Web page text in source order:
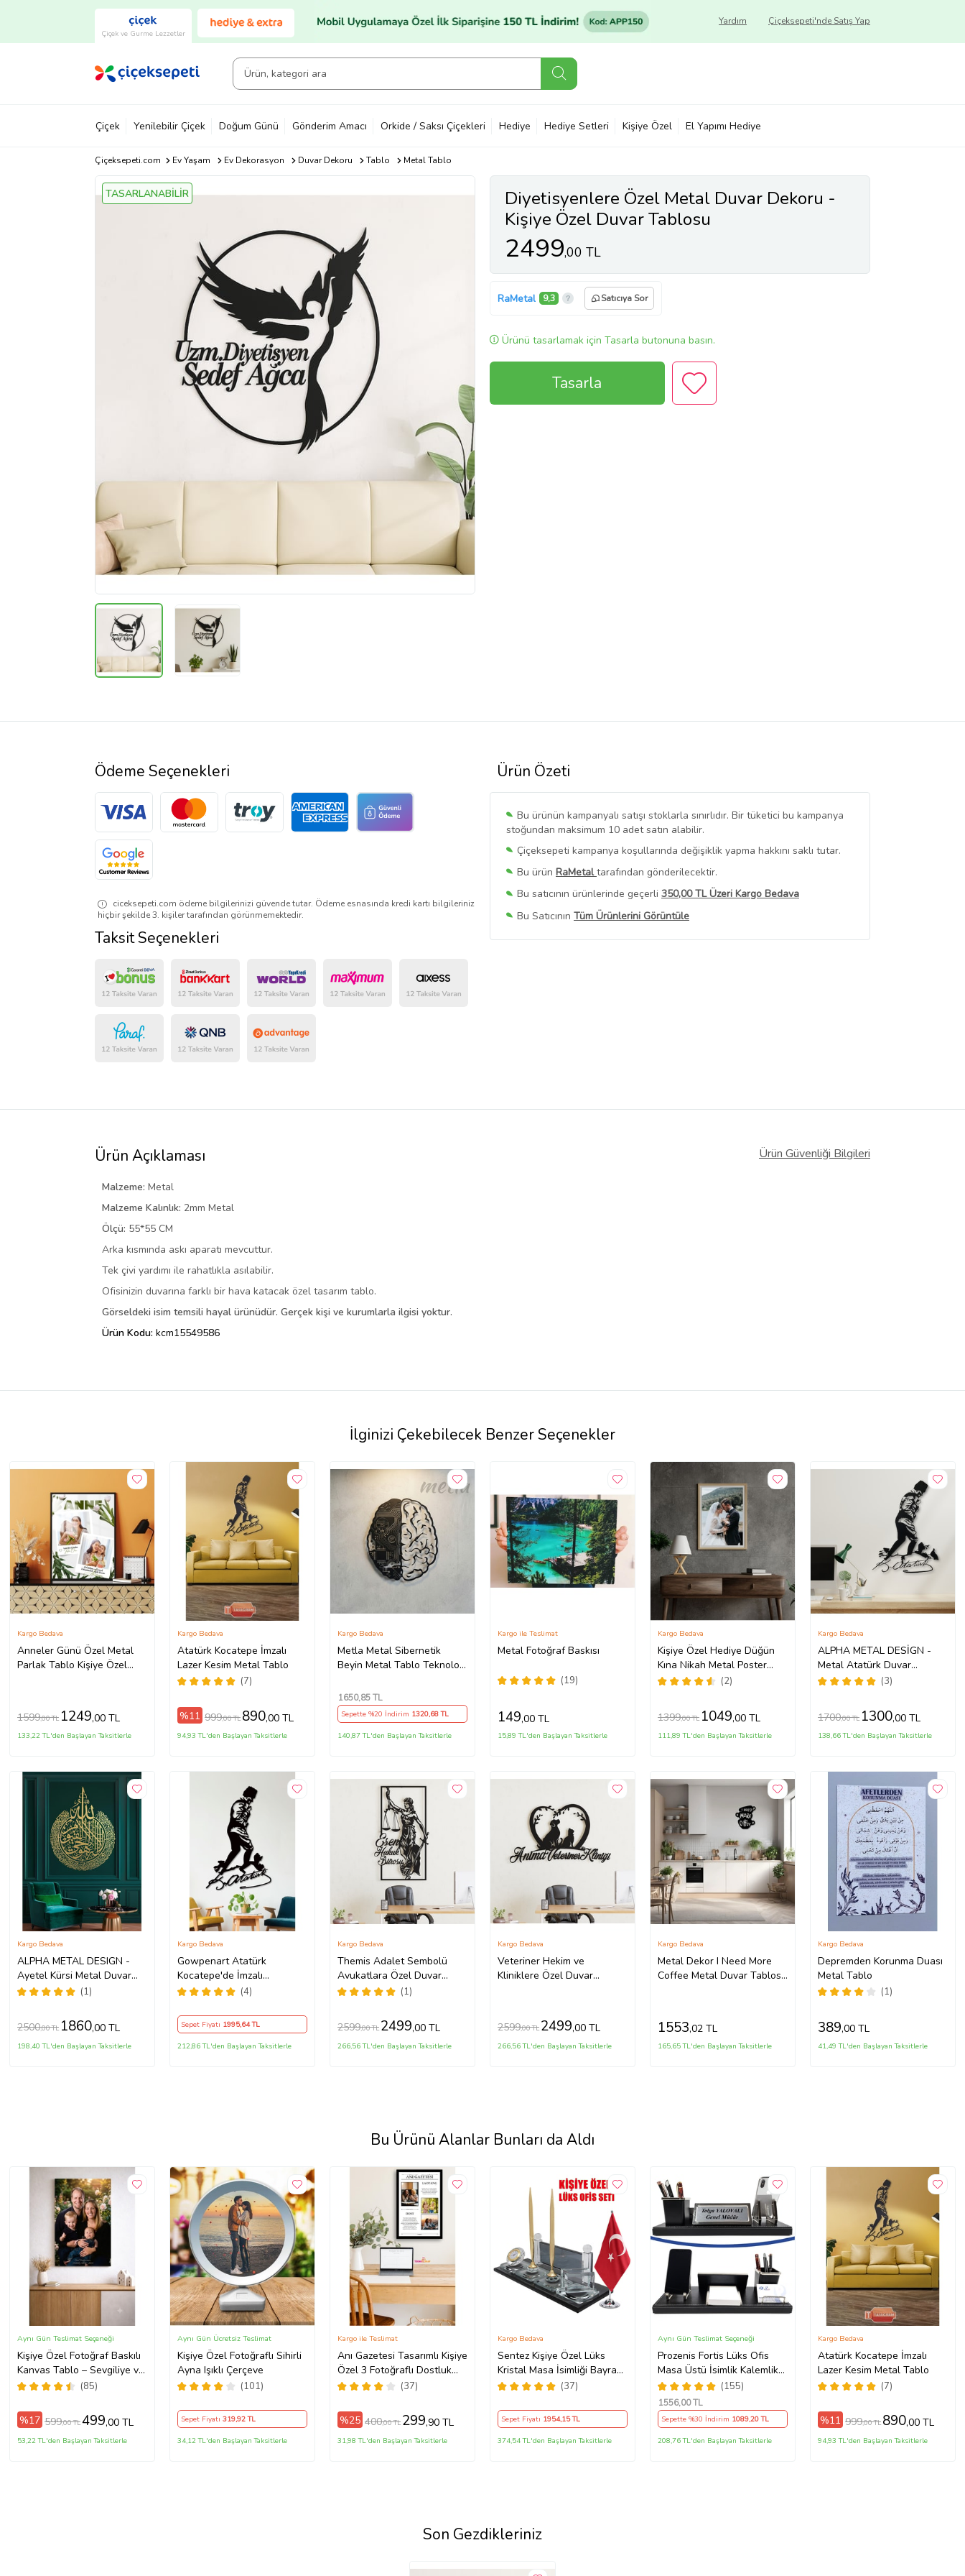
Çiçek ve Gurme Lezzetler
Çiçeksepeti'nde Satış Yap
Yardım
Çiçek Yenilebilir Çiçek Doğum Günü Gönderim Amacı Orkide / Saksı Çiçekleri Hediye Hediye Setleri Kişiye Özel El Yapımı Hediye
Çiçeksepeti.com Ev Yaşam Ev Dekorasyon Duvar Dekoru Tablo Metal Tablo
TASARLANABİLİR
Diyetisyenlere Özel Metal Duvar Dekoru -
Kişiye Özel Duvar Tablosu
2499,00 TL
RaMetal 9,3 Satıcıya Sor
Ürünü tasarlamak için Tasarla butonuna basın.
Tasarla
Ürün Özeti
Bu ürünün kampanyalı satışı stoklarla sınırlıdır. Bir tüketici bu kampanya
stoğundan maksimum 10 adet satın alabilir.
Çiçeksepeti kampanya koşullarında değişiklik yapma hakkını saklı tutar.
Bu ürün RaMetaltarafından gönderilecektir.
Bu satıcının ürünlerinde geçerli 350,00 TL Üzeri Kargo Bedava
Bu Satıcının Tüm Ürünlerini Görüntüle
Ürün sayfasında gördüğünüz fiyat bilgileri, satıcı tarafından
Ödeme Seçenekleri
ciceksepeti.com ödeme bilgilerinizi güvende tutar. Ödeme esnasında kredi kartı bilgileriniz
hiçbir şekilde 3. kişiler tarafından görünmemektedir.
Taksit Seçenekleri
Ürün Açıklaması Ürün Güvenliği Bilgileri
Malzeme: Metal
Malzeme Kalınlık: 2mm Metal
Ölçü: 55*55 CM
Arka kısmında askı aparatı mevcuttur.
Tek çivi yardımı ile rahatlıkla asılabilir.
Ofisinizin duvarına farklı bir hava katacak özel tasarım tablo.
Görseldeki isim temsili hayal ürünüdür. Gerçek kişi ve kurumlarla ilgisi yoktur.
Ürün Kodu: kcm15549586
İlginizi Çekebilecek Benzer Seçenekler
Anneler Günü Özel Metal
Parlak Tablo Kişiye Özel
Kargo Bedava
1599,00 TL 1249,00 TL
133,22 TL'den Başlayan Taksitlerle
Atatürk Kocatepe İmzalı
Lazer Kesim Metal Tablo
(7)
Kargo Bedava
%11 999,00 TL 890,00 TL
94,93 TL'den Başlayan Taksitlerle
Metla Metal Sibernetik
Beyin Metal Tablo Teknoloji
Tablosu Yazılımcı Doktor İş
Hediyesi
Kargo Bedava
1650,85 TL
Sepette %20 İndirim 1320,68 TL
140,87 TL'den Başlayan Taksitlerle
Metal Fotoğraf Baskısı
(19)
Kargo ile Teslimat
149,00 TL
15,89 TL'den Başlayan Taksitlerle
Kişiye Özel Hediye Düğün
Kına Nikah Metal Poster
Metal Tablo Metal Üzerine
Duvar Dekorasyon
(2)
Kargo Bedava
1399,00 TL 1049,00 TL
111,89 TL'den Başlayan Taksitlerle
ALPHA METAL DESİGN -
Metal Atatürk Duvar
Tablosu - Siyah Atatürk
İmza - Ev Ofis Aksesuar
AMD4000
(3)
Kargo Bedava
1700,00 TL 1300,00 TL
138,66 TL'den Başlayan Taksitlerle
ALPHA METAL DESIGN -
Ayetel Kürsi Metal Duvar
Tablosu - Siyah Altın Renk
Yazılı Dini Tablo - Ev
Dekorasyon AMD5060
(Altın)
(1)
Kargo Bedava
2500,00 TL 1860,00 TL
198,40 TL'den Başlayan Taksitlerle
Gowpenart Atatürk
Kocatepe'de İmzalı
Dekoratif Siyah Metal Duvar
- Hediyelik Tablo - 1,5 Mm
Kalınlık
(4)
Kargo Bedava
Sepet Fiyatı 1995,64 TL
212,86 TL'den Başlayan Taksitlerle
Themis Adalet Sembolü
Avukatlara Özel Duvar
Dekoru - Hukuk ve Avukat
Dekoru - Kişiye Özel Tablo
(1)
Kargo Bedava
2599,00 TL 2499,00 TL
266,56 TL'den Başlayan Taksitlerle
Veteriner Hekim ve
Kliniklere Özel Duvar
Kargo Bedava
2599,00 TL 2499,00 TL
266,56 TL'den Başlayan Taksitlerle
Metal Dekor I Need More
Coffee Metal Duvar Tablosu
Kargo Bedava
1553,02 TL
165,65 TL'den Başlayan Taksitlerle
Depremden Korunma Duası
Metal Tablo
(1)
Kargo Bedava
389,00 TL
41,49 TL'den Başlayan Taksitlerle
Bu Ürünü Alanlar Bunları da Aldı
Kişiye Özel Fotoğraf Baskılı
Kanvas Tablo – Sevgiliye ve
Aileye Özel Hediye
(85)
Aynı Gün Teslimat Seçeneği
%17 599,00 TL499,00 TL
53,22 TL'den Başlayan Taksitlerle
Kişiye Özel Fotoğraflı Sihirli
Ayna Işıklı Çerçeve
(101)
Aynı Gün Ücretsiz Teslimat
Sepet Fiyatı 319,92 TL
34,12 TL'den Başlayan Taksitlerle
Anı Gazetesi Tasarımlı Kişiye
Özel 3 Fotoğraflı Dostluk
Tablosu Siyah Çerçeveli UV
(37)
Kargo ile Teslimat
%25 400,00 TL 299,90 TL
31,98 TL'den Başlayan Taksitlerle
Sentez Kişiye Özel Lüks
Kristal Masa İsimliği Bayraklı
Ofis Yönetici Masaüstü
(37)
Kargo Bedava
Sepet Fiyatı 1954,15 TL
374,54 TL'den Başlayan Taksitlerle
Prozenis Fortis Lüks Ofis
Masa Üstü İsimlik Kalemlik
Notluk Telefon Standı Seti
Masa isimliği Ofis Aksesuarı
Yeni İş ofis Hediyesi
(155)
Aynı Gün Teslimat Seçeneği
1556,00 TL
Sepette %30 İndirim 1089,20 TL
208,76 TL'den Başlayan Taksitlerle
Atatürk Kocatepe İmzalı
Lazer Kesim Metal Tablo
(7)
Kargo Bedava
%11 999,00 TL 890,00 TL
94,93 TL'den Başlayan Taksitlerle
Son Gezdikleriniz